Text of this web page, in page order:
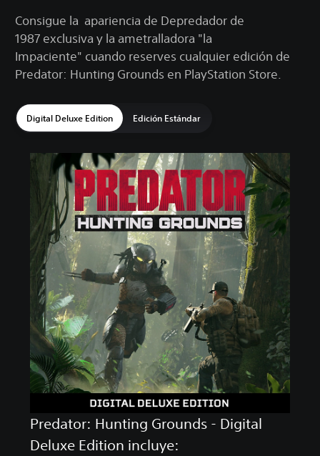
Consigue la apariencia de Depredador de
1987 exclusiva y la ametralladora "la
Impaciente" cuando reserves cualquier edición de
Predator: Hunting Grounds en PlayStation Store.
Digital Deluxe Edition Edición Estándar
Predator: Hunting Grounds - Digital
Deluxe Edition incluye: